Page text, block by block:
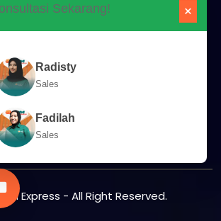
Express - All Right Reserved.
Sekarang! ×
Radisty
Sales
Fadilah
Sales